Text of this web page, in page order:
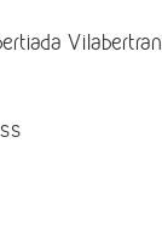
Vilabertran